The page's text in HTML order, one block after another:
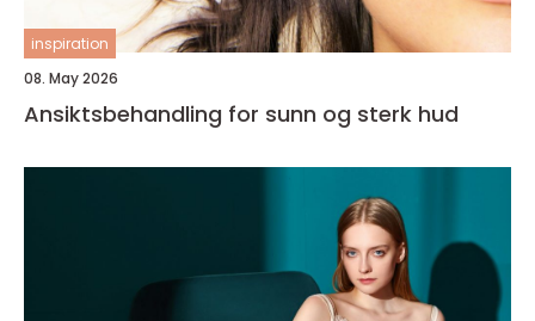
inspiration
08. May 2026
Ansiktsbehandling for sunn og sterk hud